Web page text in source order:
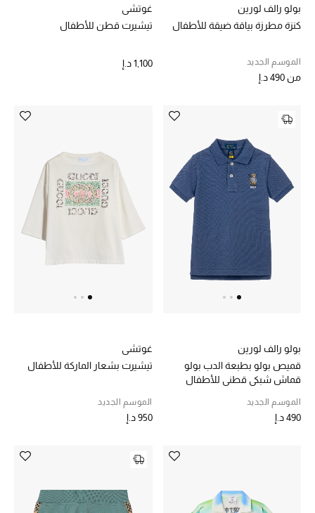
مكتشف العطور
مستحضرات العناية
مستحضرات الاستحمام والعناية بالجسم
العناية بالشعر
الصحة والعافية
دليل مستلزمات الجمال
بولو رالف لورين
كنزة مطرزة بياقة ضيقة للأطفال
الموسم الجديد
من490 د.إ
غوتشي
تيشيرت قطن للأطفال
1,100 د.إ
بولو رالف لورين
قميص بولو بطبعة الدب بولو
قماش شبكي قطني للأطفال
الموسم الجديد
490 د.إ
غوتشي
تيشيرت بشعار الماركة للأطفال
الموسم الجديد
950 د.إ